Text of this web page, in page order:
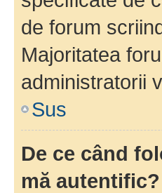
de forum
Majoritatea
administratorii
Sus
De ce când
mă autentific?